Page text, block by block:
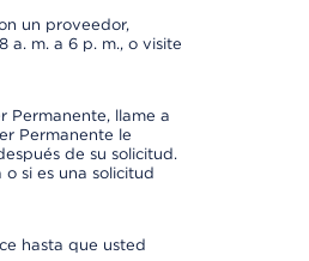
un proveedor,
a. m. a 6 p. m., o visite
Permanente, llame a
Permanente le
de su solicitud.
si es una solicitud
hasta que usted